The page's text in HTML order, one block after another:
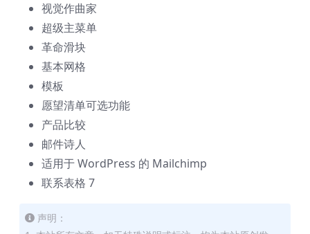
视觉作曲家
超级主菜单
革命滑块
基本网格
模板
愿望清单可选功能
产品比较
邮件诗人
适用于 WordPress 的 Mailchimp
联系表格 7
声明：